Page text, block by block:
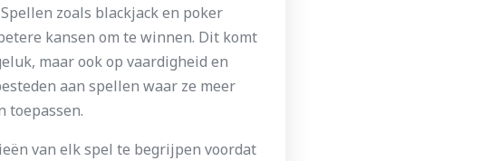
zoals blackjack en poker
kansen om te winnen. Dit komt
maar ook op vaardigheid en
aan spellen waar ze meer
toepassen.
van elk spel te begrijpen voordat